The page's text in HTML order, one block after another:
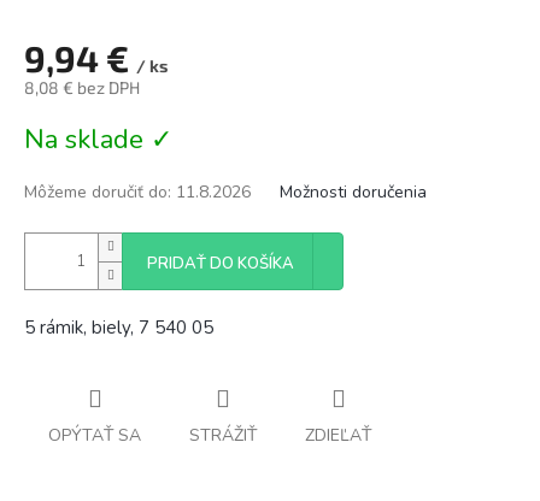
9,94 € / ks
8,08 € bez DPH
cena:
Na sklade ✓
Môžeme doručiť do: 11.8.2026 Možnosti doručenia
PRIDAŤ DO KOŠÍKA
5 rámik, biely, 7 540 05
OPÝTAŤ SA STRÁŽIŤ ZDIEĽAŤ